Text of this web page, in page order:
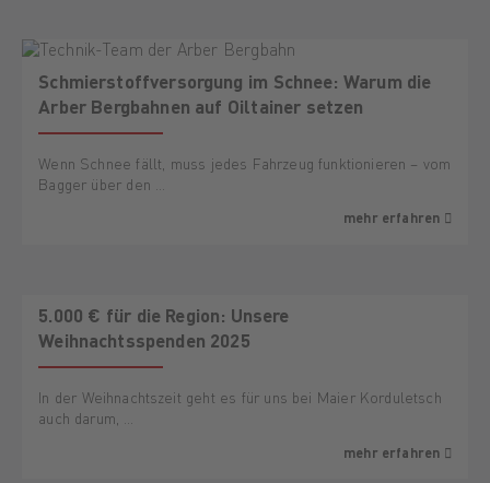
Schmierstoffversorgung im Schnee: Warum die
Arber Bergbahnen auf Oiltainer setzen
Wenn Schnee fällt, muss jedes Fahrzeug funktionieren – vom
Bagger über den …
mehr erfahren
5.000 € für die Region: Unsere
Weihnachtsspenden 2025
In der Weihnachtszeit geht es für uns bei Maier Korduletsch
auch darum, …
mehr erfahren